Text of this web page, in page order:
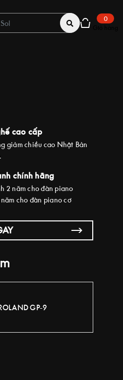
0
cao cấp
giảm chiều cao Nhật Bản
chính hãng
2 năm cho đàn piano
cho đàn piano cơ
GP-9